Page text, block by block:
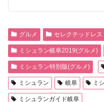
グルメ セレクテッドレ
ミシュラン岐阜2019(グルメ)
ミシュラン特別版(グルメ)
ミシュラン 岐阜 ミ
ミシュランガイド岐阜